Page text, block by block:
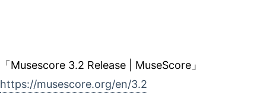
「Musescore 3.2 Release | MuseScore」
https://musescore.org/en/3.2